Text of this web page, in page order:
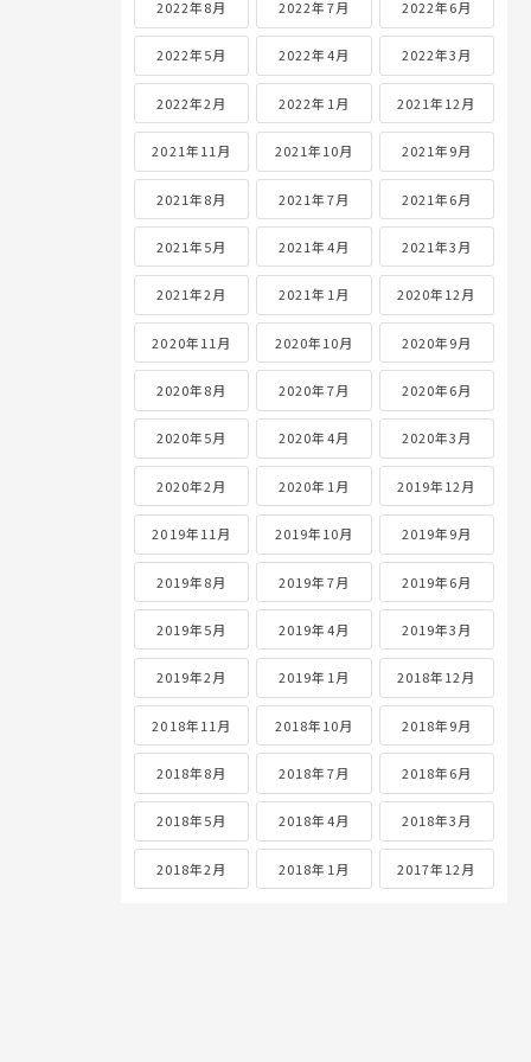
2022年8月 2022年7月 2022年6月
2022年5月 2022年4月 2022年3月
2022年2月 2022年1月 2021年12月
2021年11月 2021年10月 2021年9月
2021年8月 2021年7月 2021年6月
2021年5月 2021年4月 2021年3月
2021年2月 2021年1月 2020年12月
2020年11月 2020年10月 2020年9月
2020年8月 2020年7月 2020年6月
2020年5月 2020年4月 2020年3月
2020年2月 2020年1月 2019年12月
2019年11月 2019年10月 2019年9月
2019年8月 2019年7月 2019年6月
2019年5月 2019年4月 2019年3月
2019年2月 2019年1月 2018年12月
2018年11月 2018年10月 2018年9月
2018年8月 2018年7月 2018年6月
2018年5月 2018年4月 2018年3月
2018年2月 2018年1月 2017年12月